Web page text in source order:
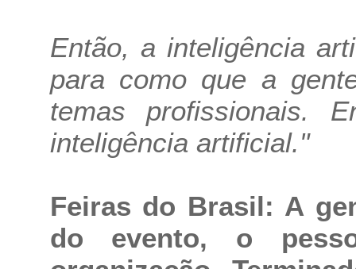
Então, a inteligência
para como que a
temas profissionais.
inteligência artificial."
Feiras do Brasil: A
do evento, o